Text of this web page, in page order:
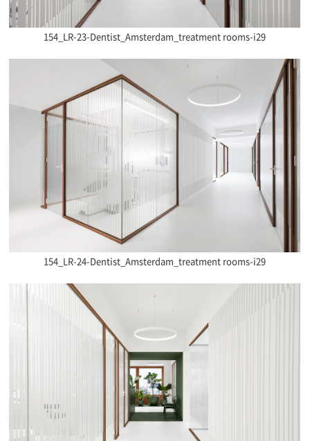
154_LR-23-Dentist_Amsterdam_treatment rooms-i29
154_LR-24-Dentist_Amsterdam_treatment rooms-i29